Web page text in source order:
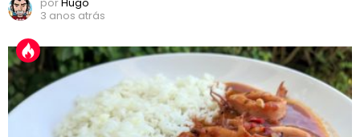
3 anos atrás